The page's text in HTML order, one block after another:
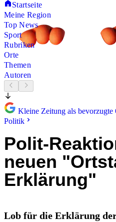
Startseite
Meine Region
Top News
Sport
Rubriken
Orte
Themen
Autoren
Kleine Zeitung als
Politik
Polit-
neuen
Erklärung"
Lob für die Erklärung